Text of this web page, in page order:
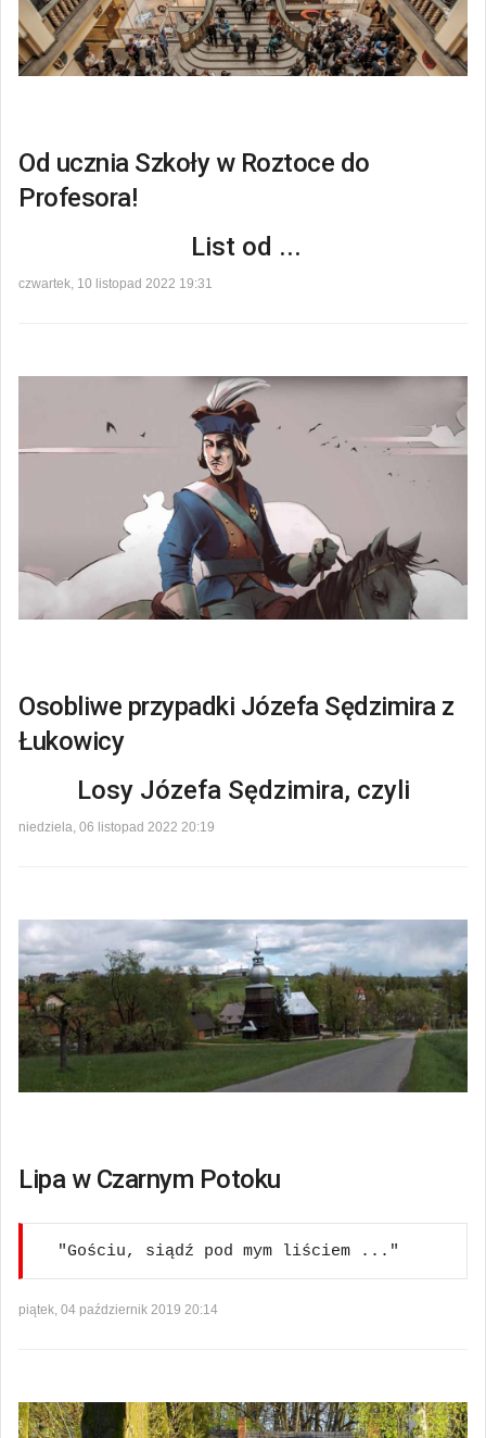
Od ucznia Szkoły w Roztoce do
Profesora!
List od ...
czwartek, 10 listopad 2022 19:31
Osobliwe przypadki Józefa Sędzimira z
Łukowicy
Losy Józefa Sędzimira, czyli
niedziela, 06 listopad 2022 20:19
Lipa w Czarnym Potoku
"Gościu, siądź pod mym liściem ..."
piątek, 04 październik 2019 20:14